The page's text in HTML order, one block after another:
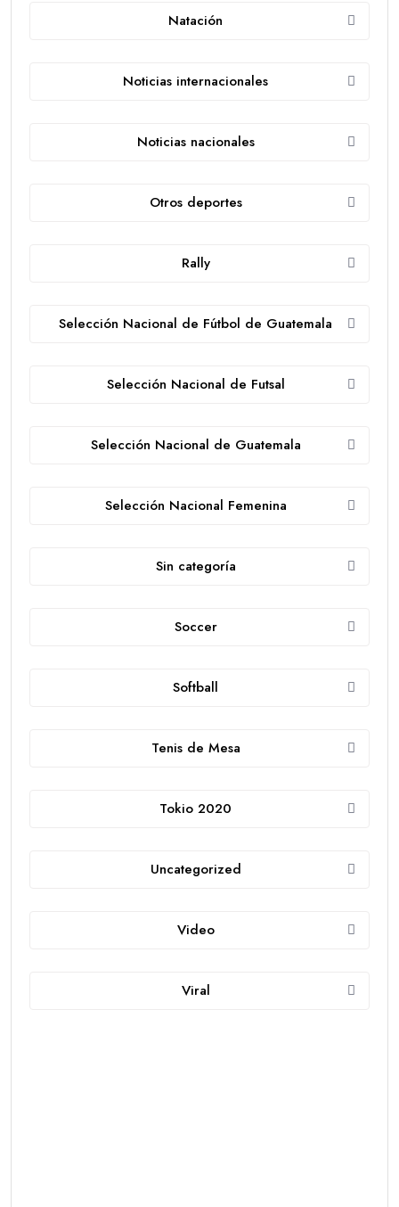
Natación
Noticias internacionales
Noticias nacionales
Otros deportes
Rally
Selección Nacional de Fútbol de Guatemala
Selección Nacional de Futsal
Selección Nacional de Guatemala
Selección Nacional Femenina
Sin categoría
Soccer
Softball
Tenis de Mesa
Tokio 2020
Uncategorized
Video
Viral